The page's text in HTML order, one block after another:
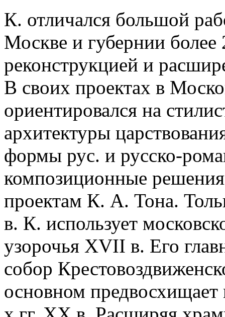
К. отличался большой
Москве и губернии более
реконструкцией и
В своих проектах в
ориентировался на
архитектуры
формы рус. и русско-
композиционные
проектам К. А. Тона.
в. К. использует
узорочья XVII в. Его
собор
основном